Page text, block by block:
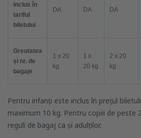
inclus în
tariful
biletului
DA DA DA
Greutatea
și nr. de
bagaje
1 x 20
kg
1 x
20 kg
2 x 20
kg
Pentru infanți este inclus în prețul
maximum 10 kg. Pentru copiii de peste
reguli de bagaj ca și adulților.